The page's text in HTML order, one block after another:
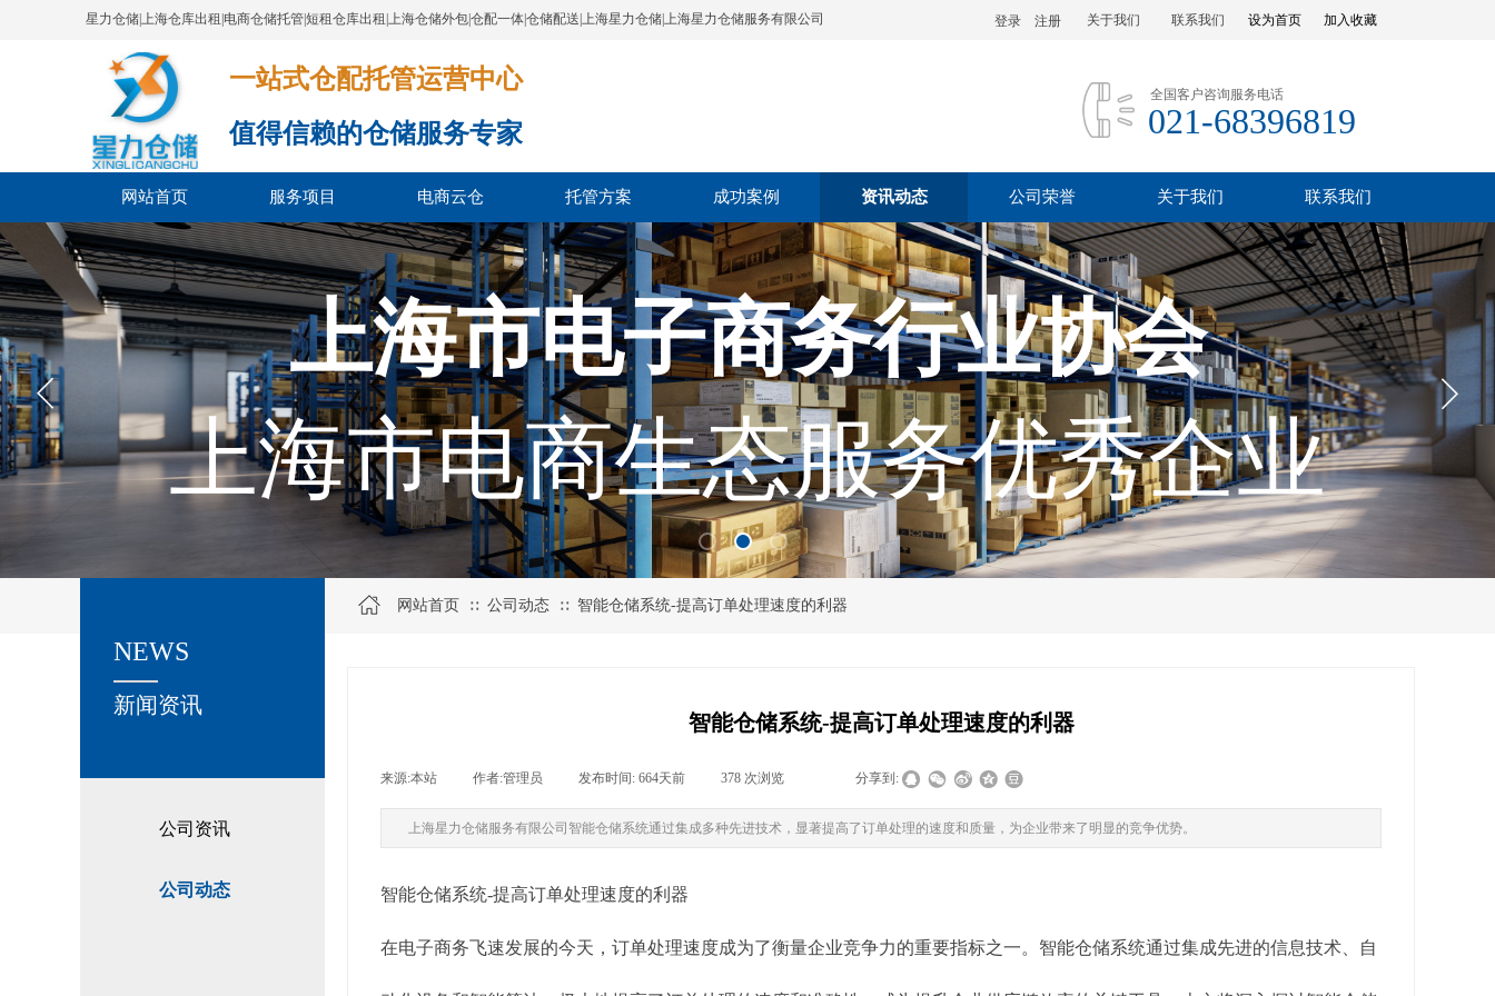
星力仓储|上海仓库出租|电商仓储托管|短租仓库出租|上海仓储外包|仓配一体|仓储配送|上海星力仓储|上海星力仓储服务有限公司 设为首页 加入收藏
登录 注册 联系我们
关于我们
一站式仓配托管运营中心​​​​​​​​​​​​​​​​​
值得信赖的仓储服务专家
全国客户咨询服务电话
021-68396819
网站首页 服务项目 电商云仓 托管方案 成功案例 资讯动态 公司荣誉 关于我们 联系我们
上海市电子商务行业协会
上海市电商生态服务优秀企业
公司资讯
公司动态
关于我们
新闻资讯
NEWS
网站首页 ∷ 公司动态 ∷ 智能仓储系统-提高订单处理速度的利器
智能仓储系统-提高订单处理速度的利器
来源:本站 作者:管理员 发布时间: 664天前 378 次浏览 分享到:
上海星力仓储服务有限公司智能仓储系统通过集成多种先进技术，显著提高了订单处理的速度和质量，为企业带来了明显的竞争优势。
智能仓储系统-提高订单处理速度的利器
在电子商务飞速发展的今天，订单处理速度成为了衡量企业竞争力的重要指标之一。智能仓储系统通过集成先进的信息技术、自